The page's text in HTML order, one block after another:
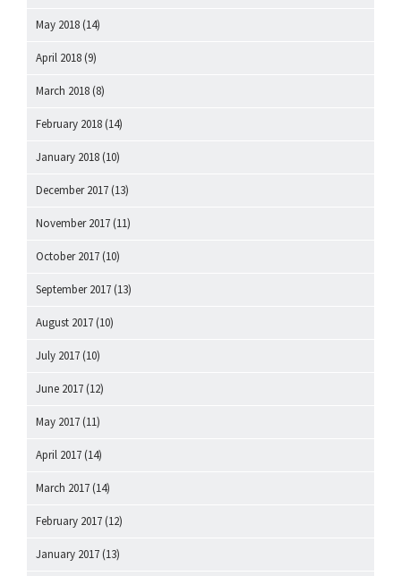
May 2018 (14)
April 2018 (9)
March 2018 (8)
February 2018 (14)
January 2018 (10)
December 2017 (13)
November 2017 (11)
October 2017 (10)
September 2017 (13)
August 2017 (10)
July 2017 (10)
June 2017 (12)
May 2017 (11)
April 2017 (14)
March 2017 (14)
February 2017 (12)
January 2017 (13)